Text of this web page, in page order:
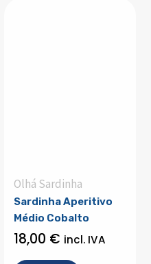
Olhá Sardinha
Sardinha Aperitivo
Médio Cobalto
18,00 € incl. IVA